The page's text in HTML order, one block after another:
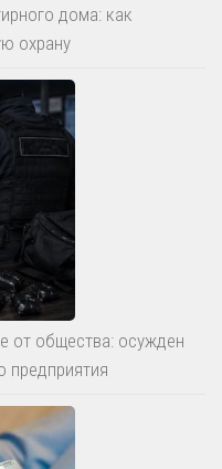
дома: как
охрану
от общества: осужден
предприятия